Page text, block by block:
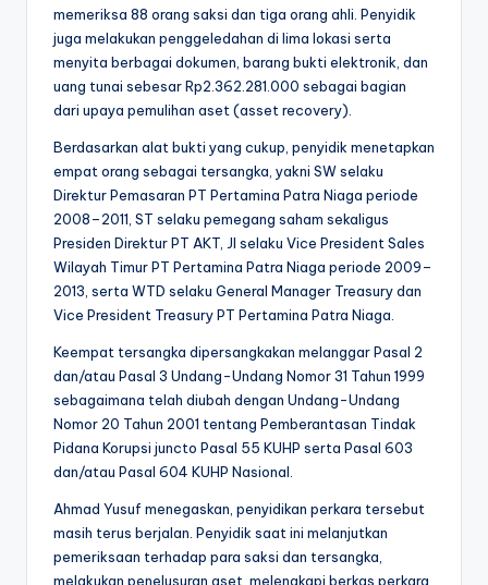
memeriksa 88 orang saksi dan tiga orang ahli. Penyidik
juga melakukan penggeledahan di lima lokasi serta
menyita berbagai dokumen, barang bukti elektronik, dan
uang tunai sebesar Rp2.362.281.000 sebagai bagian
dari upaya pemulihan aset (asset recovery).
Berdasarkan alat bukti yang cukup, penyidik menetapkan
empat orang sebagai tersangka, yakni SW selaku
Direktur Pemasaran PT Pertamina Patra Niaga periode
2008–2011, ST selaku pemegang saham sekaligus
Presiden Direktur PT AKT, JI selaku Vice President Sales
Wilayah Timur PT Pertamina Patra Niaga periode 2009–
2013, serta WTD selaku General Manager Treasury dan
Vice President Treasury PT Pertamina Patra Niaga.
Keempat tersangka dipersangkakan melanggar Pasal 2
dan/atau Pasal 3 Undang-Undang Nomor 31 Tahun 1999
sebagaimana telah diubah dengan Undang-Undang
Nomor 20 Tahun 2001 tentang Pemberantasan Tindak
Pidana Korupsi juncto Pasal 55 KUHP serta Pasal 603
dan/atau Pasal 604 KUHP Nasional.
Ahmad Yusuf menegaskan, penyidikan perkara tersebut
masih terus berjalan. Penyidik saat ini melanjutkan
pemeriksaan terhadap para saksi dan tersangka,
melakukan penelusuran aset, melengkapi berkas perkara,